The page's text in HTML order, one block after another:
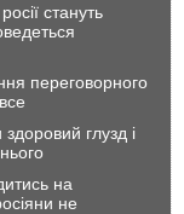
стануть
переговорного
глузд і
на
не